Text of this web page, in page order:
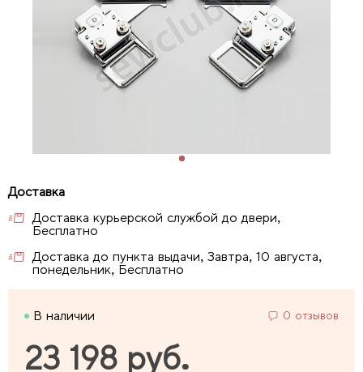
Доставка курьерской службой до двери,
Бесплатно
Доставка до пункта выдачи, Завтра, 10 августа,
понедельник, Бесплатно
В наличии 0 отзывов
23 198 руб.